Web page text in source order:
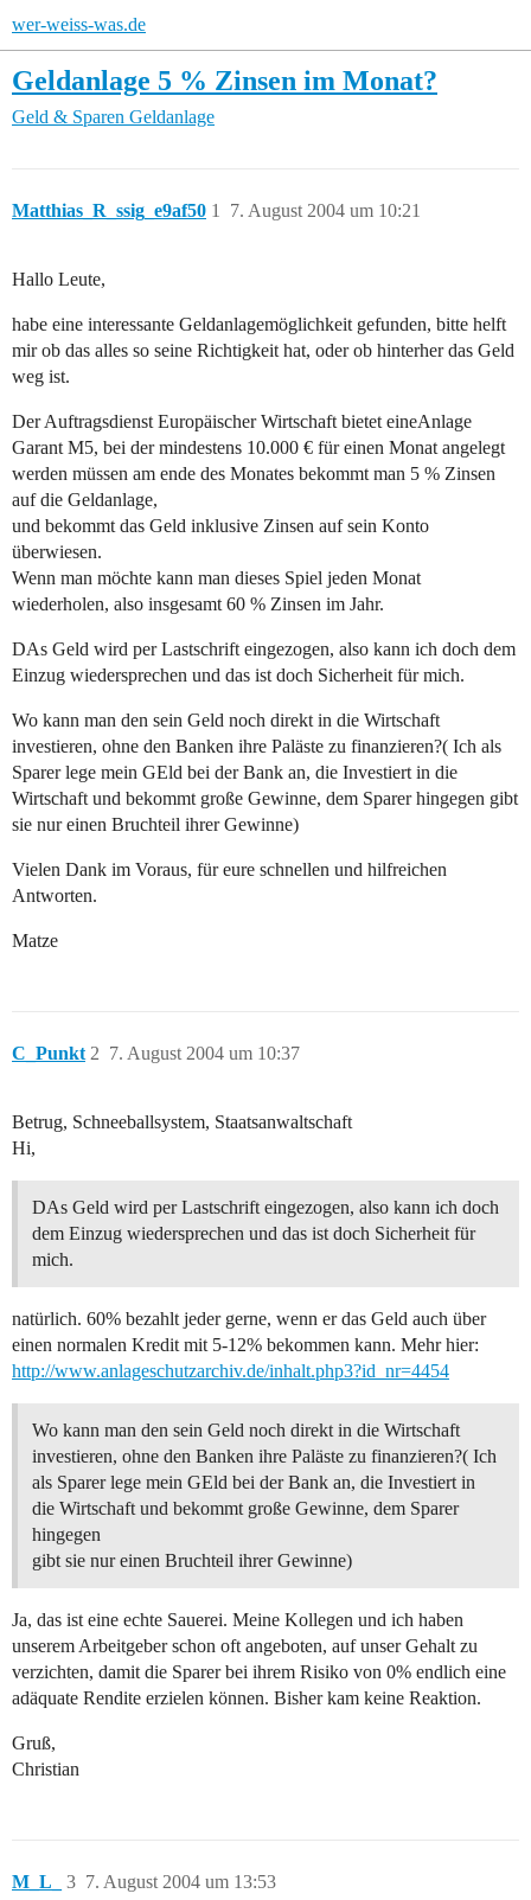
wer-weiss-was.de
Geldanlage 5 % Zinsen im Monat?
Geld & Sparen Geldanlage
Matthias_R_ssig_e9af50 7. August 2004 um 10:21
1
Hallo Leute,
habe eine interessante Geldanlagemöglichkeit gefunden, bitte helft
mir ob das alles so seine Richtigkeit hat, oder ob hinterher das Geld
weg ist.
Der Auftragsdienst Europäischer Wirtschaft bietet eineAnlage
Garant M5, bei der mindestens 10.000 € für einen Monat angelegt
werden müssen am ende des Monates bekommt man 5 % Zinsen
auf die Geldanlage,
und bekommt das Geld inklusive Zinsen auf sein Konto
überwiesen.
Wenn man möchte kann man dieses Spiel jeden Monat
wiederholen, also insgesamt 60 % Zinsen im Jahr.
DAs Geld wird per Lastschrift eingezogen, also kann ich doch dem
Einzug wiedersprechen und das ist doch Sicherheit für mich.
Wo kann man den sein Geld noch direkt in die Wirtschaft
investieren, ohne den Banken ihre Paläste zu finanzieren?( Ich als
Sparer lege mein GEld bei der Bank an, die Investiert in die
Wirtschaft und bekommt große Gewinne, dem Sparer hingegen gibt
sie nur einen Bruchteil ihrer Gewinne)
Vielen Dank im Voraus, für eure schnellen und hilfreichen
Antworten.
Matze
C_Punkt 7. August 2004 um 10:37
2
Betrug, Schneeballsystem, Staatsanwaltschaft
Hi,
DAs Geld wird per Lastschrift eingezogen, also kann ich doch
dem Einzug wiedersprechen und das ist doch Sicherheit für
mich.
natürlich. 60% bezahlt jeder gerne, wenn er das Geld auch über
einen normalen Kredit mit 5-12% bekommen kann. Mehr hier:
http://www.anlageschutzarchiv.de/inhalt.php3?id_nr=4454
Wo kann man den sein Geld noch direkt in die Wirtschaft
investieren, ohne den Banken ihre Paläste zu finanzieren?( Ich
als Sparer lege mein GEld bei der Bank an, die Investiert in
die Wirtschaft und bekommt große Gewinne, dem Sparer
hingegen
gibt sie nur einen Bruchteil ihrer Gewinne)
Ja, das ist eine echte Sauerei. Meine Kollegen und ich haben
unserem Arbeitgeber schon oft angeboten, auf unser Gehalt zu
verzichten, damit die Sparer bei ihrem Risiko von 0% endlich eine
adäquate Rendite erzielen können. Bisher kam keine Reaktion.
Gruß,
Christian
M_L_ 7. August 2004 um 13:53
3